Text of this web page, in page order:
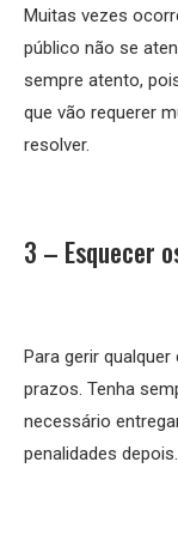
Muitas vezes
público não se
sempre atento,
que vão requerer
resolver.
3 – Esquecer
Para gerir
prazos. Tenha
necessário
penalidades depois.